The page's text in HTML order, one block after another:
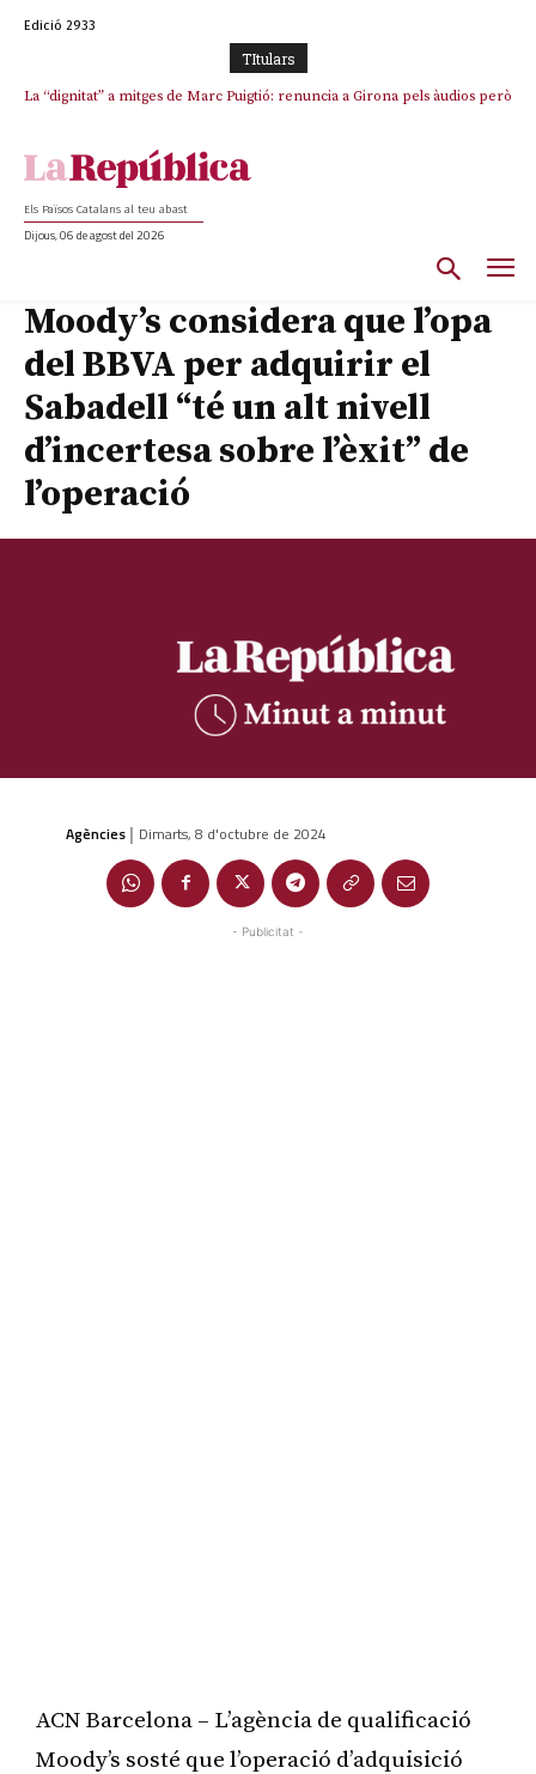
Edició 2933
TItulars
La “dignitat” a mitges de Marc Puigtió: renuncia a Girona pels àudios però
Els Països Catalans al teu abast
Dijous, 06 de agost del 2026
Moody’s considera que l’opa
del BBVA per adquirir el
Sabadell “té un alt nivell
d’incertesa sobre l’èxit” de
l’operació
Agències | Dimarts, 8 d'octubre de 2024
- Publicitat -
ACN Barcelona – L’agència de qualificació
Moody’s sosté que l’operació d’adquisició